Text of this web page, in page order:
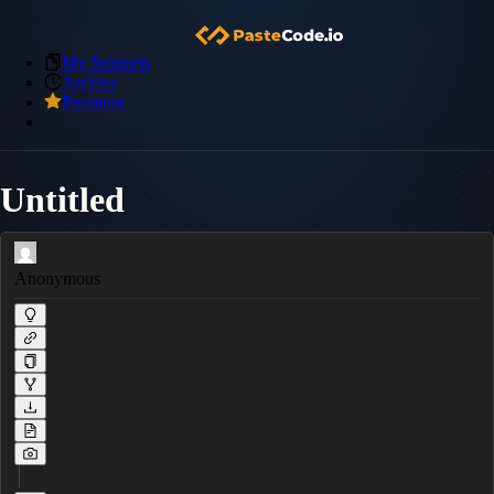
My Snippets
Archive
Premium
Untitled
Anonymous